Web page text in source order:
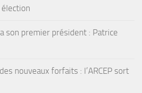
son premier président : Patrice
nouveaux forfaits : l’ARCEP sort